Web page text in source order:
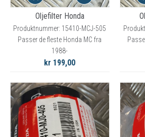
Oljefilter Honda
Produktnummer: 15410-MCJ-505
Passer de fleste Honda MC fra
1988-
kr 199,00